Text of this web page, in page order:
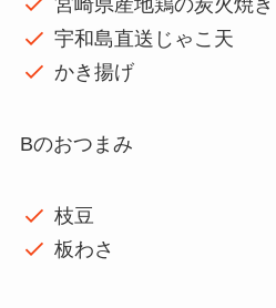
宮崎県産地鶏の炭火焼き
宇和島直送じゃこ天
かき揚げ
Bのおつまみ
枝豆
板わさ